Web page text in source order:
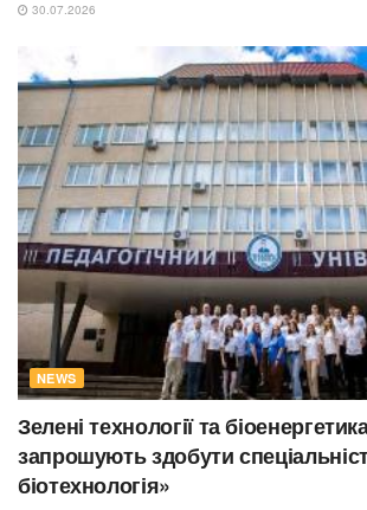
30.07.2026
NEWS
Зелені технології та
запрошують здобути
біотехнологія»